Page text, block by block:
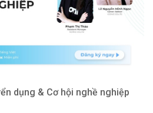
dụng & Cơ hội nghề nghiệp